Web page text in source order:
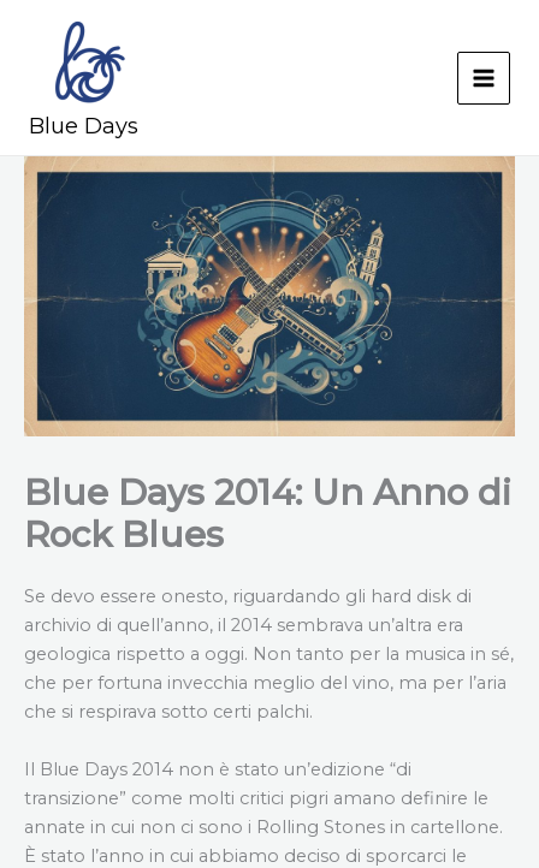
content
Blue Days
MAIN
Blue Days 2014: Un Anno di
Rock Blues
Se devo essere onesto, riguardando gli hard disk di
archivio di quell’anno, il 2014 sembrava un’altra era
geologica rispetto a oggi. Non tanto per la musica in sé,
che per fortuna invecchia meglio del vino, ma per l’aria
che si respirava sotto certi palchi.
Il Blue Days 2014 non è stato un’edizione “di
transizione” come molti critici pigri amano definire le
annate in cui non ci sono i Rolling Stones in cartellone.
È stato l’anno in cui abbiamo deciso di sporcarci le